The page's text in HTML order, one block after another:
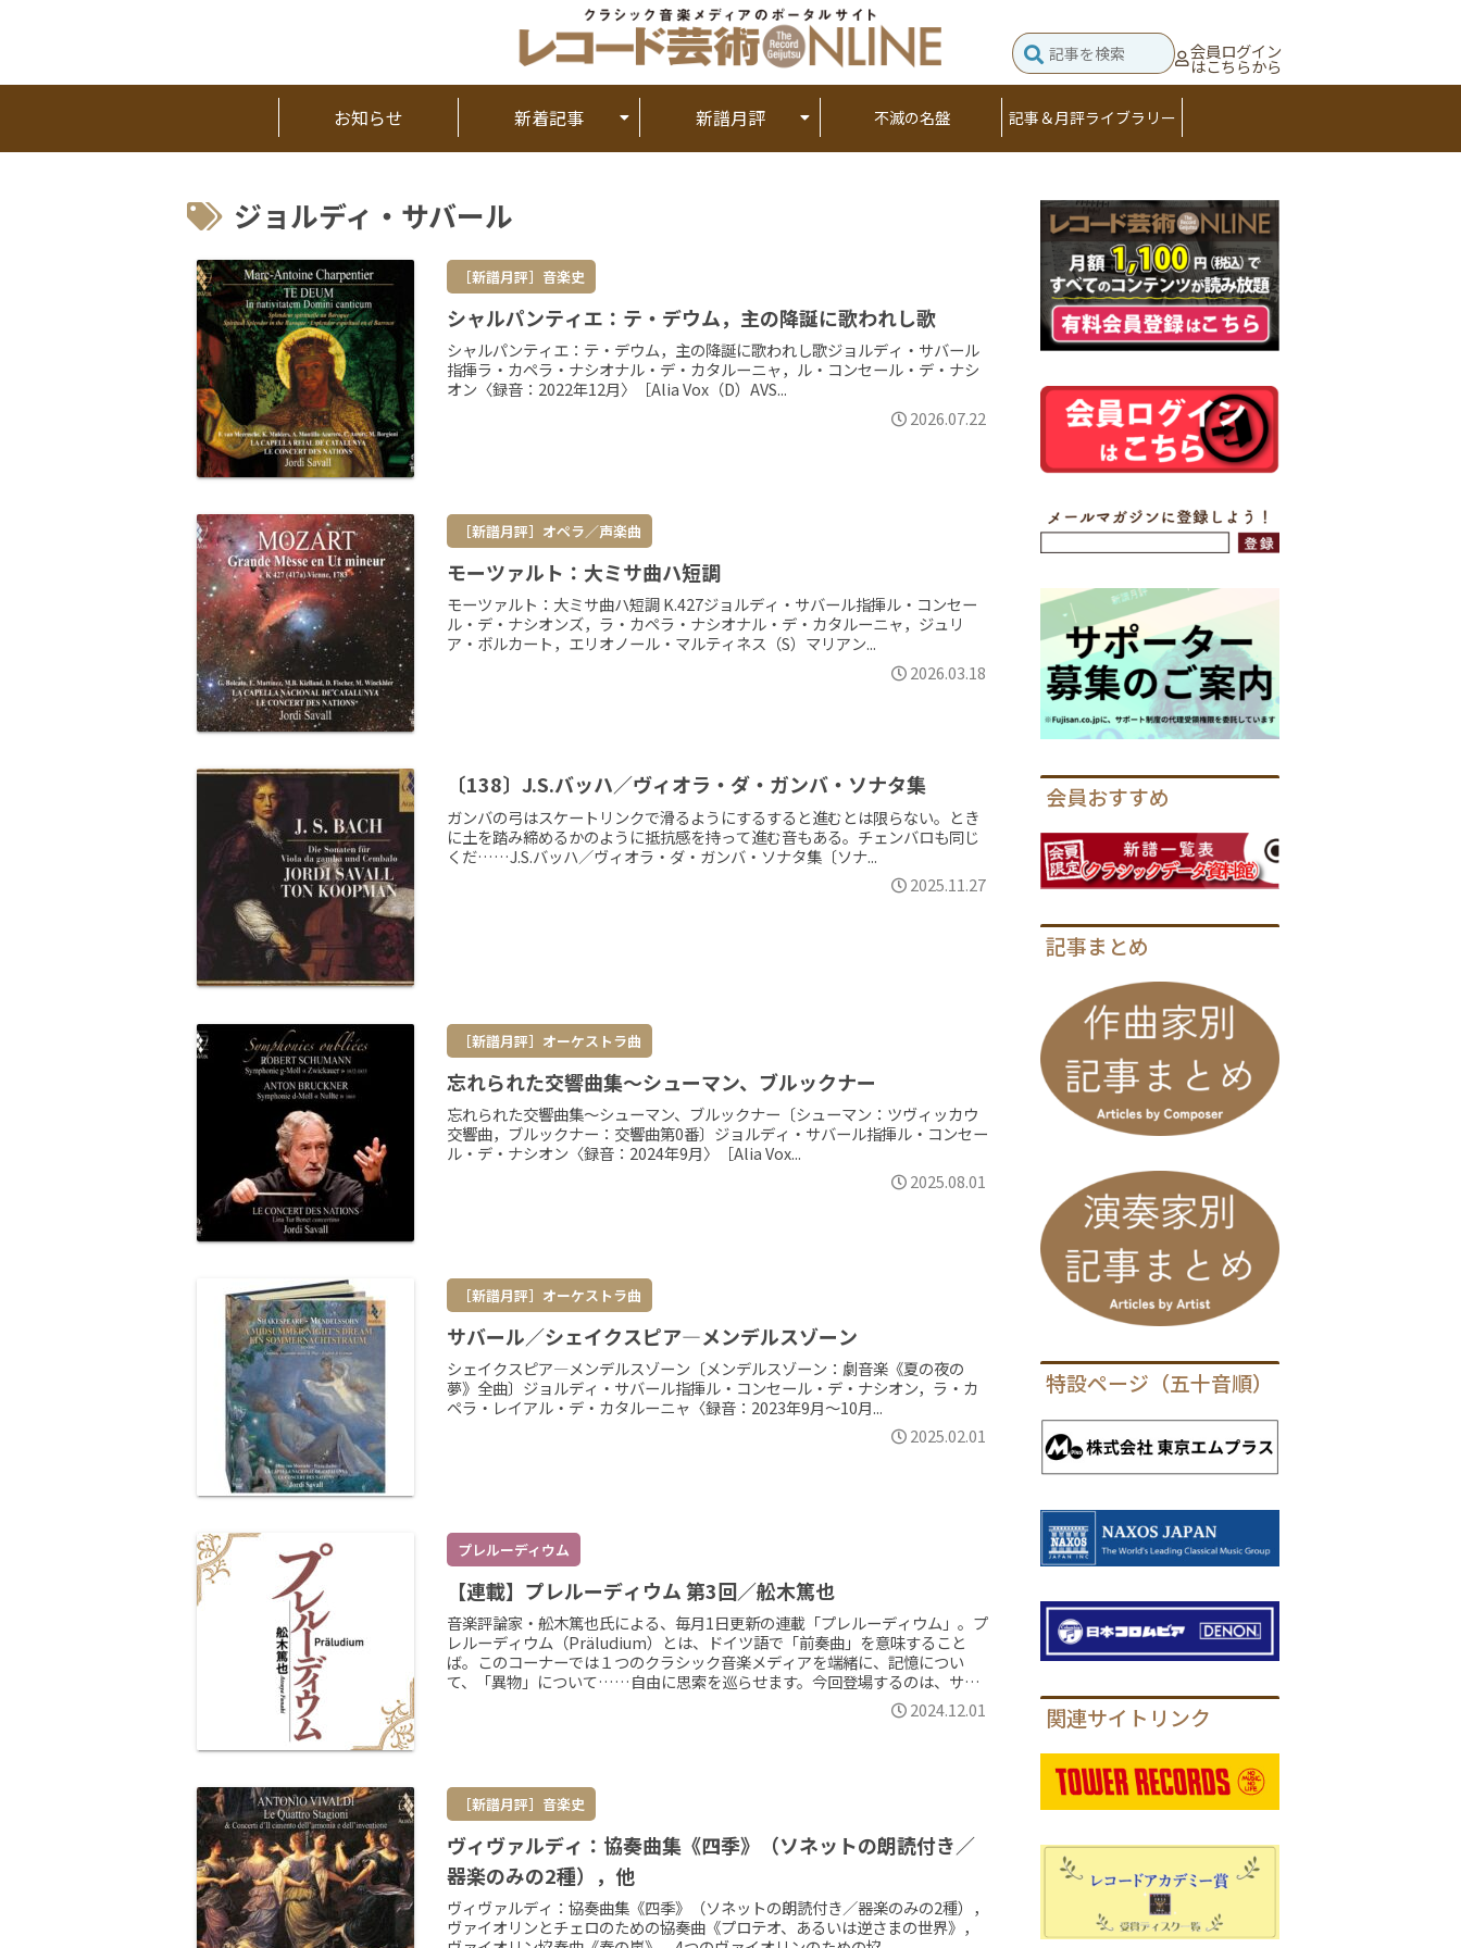
会員ログイン
はこちらから
お知らせ 新着記事 新譜月評 不滅の名盤 記事＆月評ライブラリー
ジョルディ・サバール
［新譜月評］音楽史
シャルパンティエ：テ・デウム，主の降誕に歌われし歌
シャルパンティエ：テ・デウム，主の降誕に歌われし歌ジョルディ・サバール
指揮ラ・カペラ・ナシオナル・デ・カタルーニャ，ル・コンセール・デ・ナシ
オン〈録音：2022年12月〉［Alia Vox（D）AVS...
2026.07.22
［新譜月評］オペラ／声楽曲
モーツァルト：大ミサ曲ハ短調
モーツァルト：大ミサ曲ハ短調 K.427ジョルディ・サバール指揮ル・コンセー
ル・デ・ナシオンズ，ラ・カペラ・ナシオナル・デ・カタルーニャ，ジュリ
ア・ボルカート，エリオノール・マルティネス（S）マリアン...
2026.03.18
〔138〕J.S.バッハ／ヴィオラ・ダ・ガンバ・ソナタ集
ガンバの弓はスケートリンクで滑るようにするすると進むとは限らない。とき
に土を踏み締めるかのように抵抗感を持って進む音もある。チェンバロも同じ
くだ……J.S.バッハ／ヴィオラ・ダ・ガンバ・ソナタ集〔ソナ...
2025.11.27
［新譜月評］オーケストラ曲
忘れられた交響曲集～シューマン、ブルックナー
忘れられた交響曲集～シューマン、ブルックナー〔シューマン：ツヴィッカウ
交響曲，ブルックナー：交響曲第0番〕ジョルディ・サバール指揮ル・コンセー
ル・デ・ナシオン〈録音：2024年9月〉［Alia Vox...
2025.08.01
［新譜月評］オーケストラ曲
サバール／シェイクスピア―メンデルスゾーン
シェイクスピア―メンデルスゾーン〔メンデルスゾーン：劇音楽《夏の夜の
夢》全曲〕ジョルディ・サバール指揮ル・コンセール・デ・ナシオン，ラ・カ
ペラ・レイアル・デ・カタルーニャ〈録音：2023年9月～10月...
2025.02.01
プレルーディウム
【連載】プレルーディウム 第3回／舩木篤也
音楽評論家・舩木篤也氏による、毎月1日更新の連載「プレルーディウム」。プ
レルーディウム（Präludium）とは、ドイツ語で「前奏曲」を意味すること
ば。このコーナーでは１つのクラシック音楽メディアを端緒に、記憶につい
て、「異物」について……自由に思索を巡らせます。今回登場するのは、サヴ
ァール×ル・コンセール・デ・ナシオンによる、ベートーヴェン《ミサ・ソレ
2024.12.01
［新譜月評］音楽史
ヴィヴァルディ：協奏曲集《四季》（ソネットの朗読付き／
器楽のみの2種），他
ヴィヴァルディ：協奏曲集《四季》（ソネットの朗読付き／器楽のみの2種），
ヴァイオリンとチェロのための協奏曲《プロテオ、あるいは逆さまの世界》，
会員おすすめ
記事まとめ
特設ページ（五十音順）
関連サイトリンク